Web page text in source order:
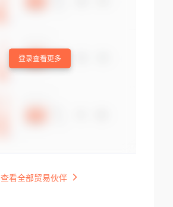
登录查看更多
查看全部贸易伙伴